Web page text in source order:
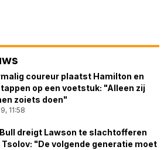
coureur plaatst Hamilton en
op een voetstuk: "Alleen zij
zoiets doen"
11:58
dreigt Lawson te slachtofferen
Tsolov: "De volgende generatie moet